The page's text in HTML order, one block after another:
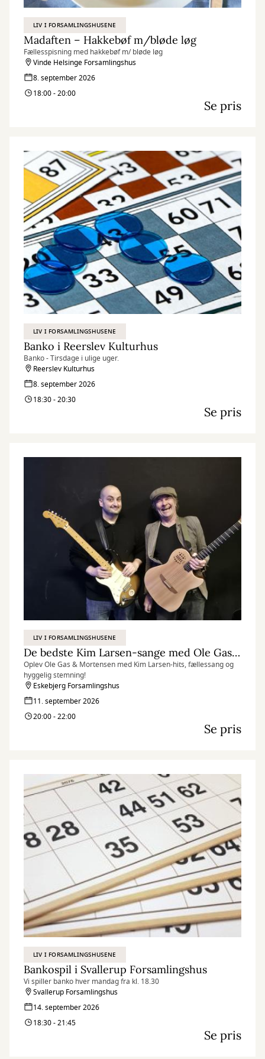
LIV I FORSAMLINGSHUSENE
Madaften – Hakkebøf m/bløde løg
Fællesspisning med hakkebøf m/ bløde løg
Vinde Helsinge Forsamlingshus
8. september 2026
18:00 - 20:00
Se pris
LIV I FORSAMLINGSHUSENE
Banko i Reerslev Kulturhus
Banko - Tirsdage i ulige uger.
Reerslev Kulturhus
8. september 2026
18:30 - 20:30
Se pris
LIV I FORSAMLINGSHUSENE
De bedste Kim Larsen-sange med Ole Gas & Mortensen
Oplev Ole Gas & Mortensen med Kim Larsen-hits, fællessang og
hyggelig stemning!
Eskebjerg Forsamlingshus
11. september 2026
20:00 - 22:00
Se pris
LIV I FORSAMLINGSHUSENE
Bankospil i Svallerup Forsamlingshus
Vi spiller banko hver mandag fra kl. 18.30
Svallerup Forsamlingshus
14. september 2026
18:30 - 21:45
Se pris